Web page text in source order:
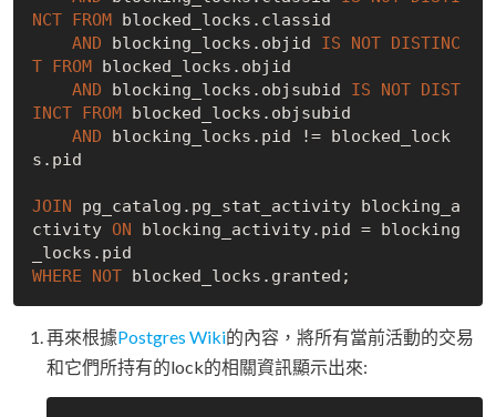
NCT FROM blocked_locks.classid
AND blocking_locks.objid IS NOT DISTINC
T FROM blocked_locks.objid
AND blocking_locks.objsubid IS NOT DIST
INCT FROM blocked_locks.objsubid
AND blocking_locks.pid != blocked_lock
s.pid
JOIN pg_catalog.pg_stat_activity blocking_a
ctivity ON blocking_activity.pid = blocking
WHERE
NOT
再來根據Postgres Wiki的內容，將所有當前活動的交易
和它們所持有的lock的相關資訊顯示出來: